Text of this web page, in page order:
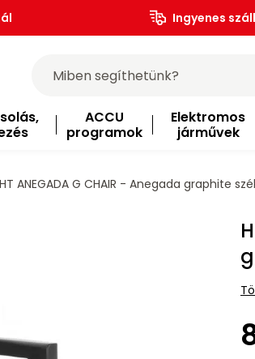
Ingyenes
ACCU
programok
Elektromos
járművek
ANEGADA G CHAIR - Anegada graphite